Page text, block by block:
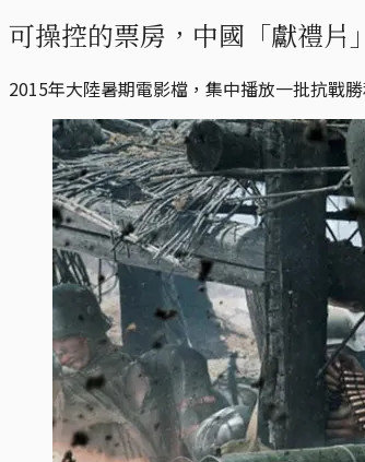
可操控的票房，中國「獻禮片
2015年大陸暑期電影檔，集中播放一批抗戰